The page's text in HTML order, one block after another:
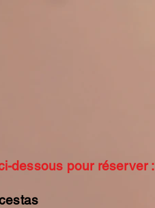
dessous pour réserver :